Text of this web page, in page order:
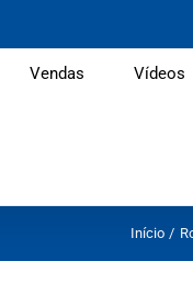
Vendas Vídeos
Início